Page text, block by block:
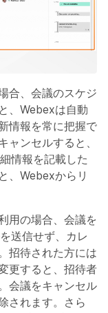
合、会議のスケジ
、Webexは自動
情報を常に把握で
ャンセルすると、
情報を記載した
、Webexからリ
用の場合、会議を
送信せず、カレ
招待された方には
更すると、招待者
会議をキャンセル
されます。さら